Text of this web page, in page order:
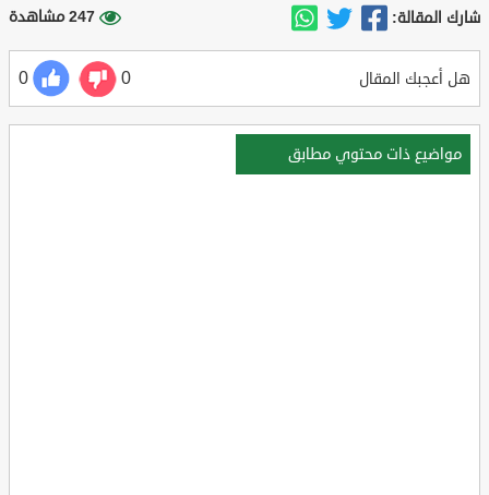
شارك المقالة: 247 مشاهدة
هل أعجبك المقال 0
0
مواضيع ذات محتوي مطابق